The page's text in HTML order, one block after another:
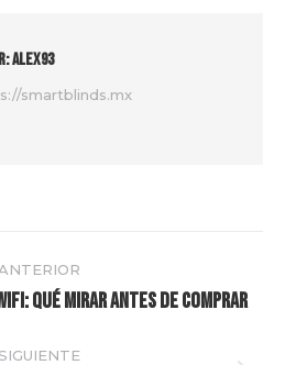
Alex93
smartblinds.mx
Publicación
qué mirar antes de comprar
SIGUIENTE